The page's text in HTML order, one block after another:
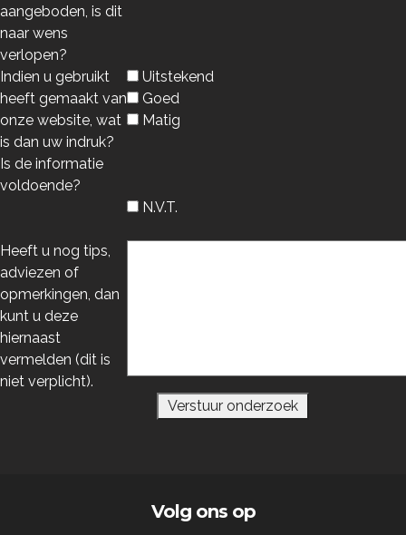
aangeboden, is dit
naar wens
verlopen?
Indien u gebruikt
heeft gemaakt van
onze website, wat
is dan uw indruk?
Is de informatie
voldoende?
Uitstekend
Goed
Matig
N.V.T.
Heeft u nog tips,
adviezen of
opmerkingen, dan
kunt u deze
hiernaast
vermelden (dit is
niet verplicht).
Volg ons op